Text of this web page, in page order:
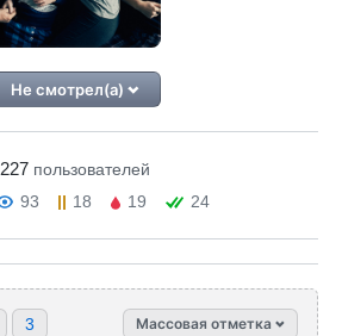
Не смотрел(а)
227 пользователей
93 18 19 24
3 Массовая отметка